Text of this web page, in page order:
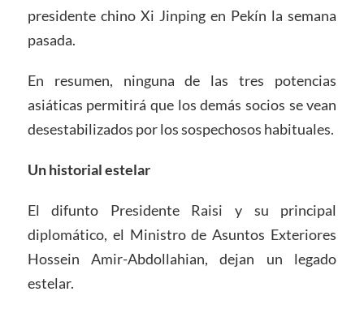
presidente chino Xi Jinping en Pekín la semana
pasada.
En resumen, ninguna de las tres potencias
asiáticas permitirá que los demás socios se vean
desestabilizados por los sospechosos habituales.
Un historial estelar
El difunto Presidente Raisi y su principal
diplomático, el Ministro de Asuntos Exteriores
Hossein Amir-Abdollahian, dejan un legado
estelar.